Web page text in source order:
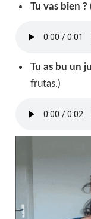
Tu vas bien ?
Tu as bu un
frutas.)